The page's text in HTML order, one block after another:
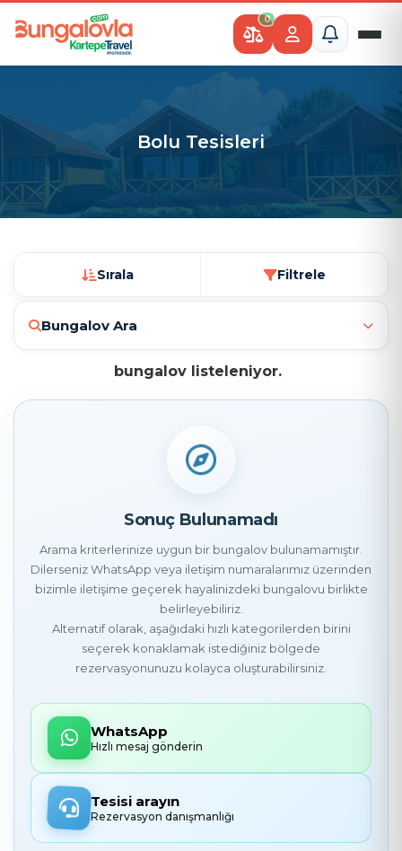
0
Bolu Tesisleri
Sırala Filtrele
Bungalov Ara
bungalov listeleniyor.
Sonuç Bulunamadı
Arama kriterlerinize uygun bir bungalov bulunamamıştır.
Dilerseniz WhatsApp veya iletişim numaralarımız üzerinden
bizimle iletişime geçerek hayalinizdeki bungalovu birlikte
belirleyebiliriz.
Alternatif olarak, aşağıdaki hızlı kategorilerden birini
seçerek konaklamak istediğiniz bölgede
rezervasyonunuzu kolayca oluşturabilirsiniz.
WhatsApp
Hızlı mesaj gönderin
Tesisi arayın
Rezervasyon danışmanlığı